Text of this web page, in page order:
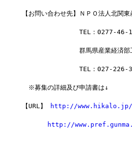
【お問い合わせ先】ＮＰＯ法人北関
TEL：0277-46-1060　
群馬県産業経済部工業振
TEL：027-226-3352　
※募集の詳細及び申請書は↓
【URL】 http://www.hikalo.jp/
http://